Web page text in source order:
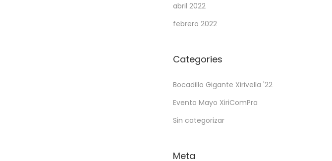
abril 2022
febrero 2022
Categories
Bocadillo Gigante Xirivella '22
Evento Mayo XiriComPra
Sin categorizar
Meta